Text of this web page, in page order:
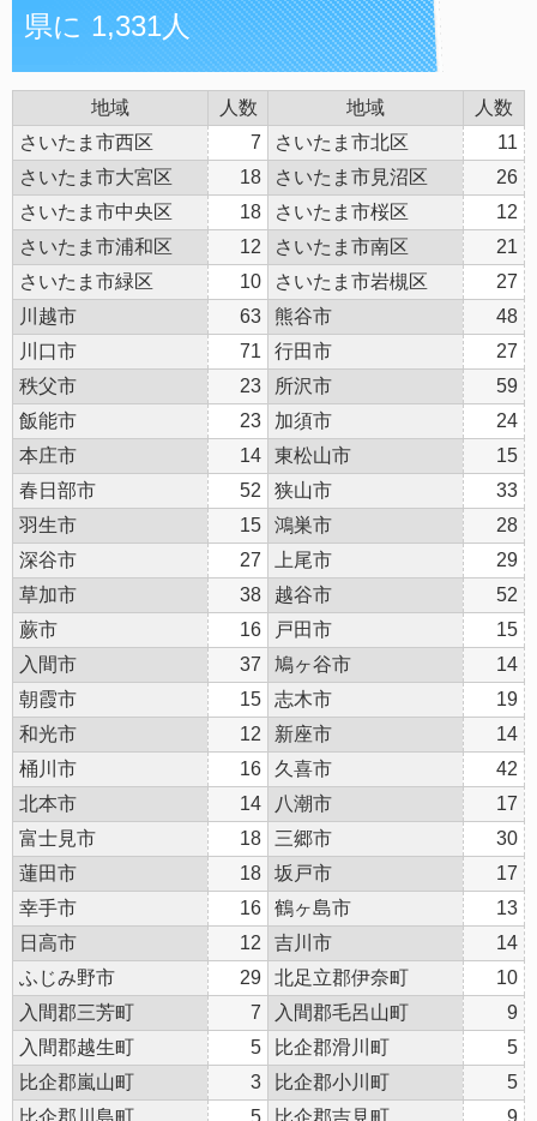
県に 1,331人
地域 人数 地域
人数
さいたま市西区
7 さいたま市北区
11
さいたま市大宮区
18 さいたま市見沼区
26
さいたま市中央区
18 さいたま市桜区
12
さいたま市浦和区
12 さいたま市南区
21
さいたま市緑区
10 さいたま市岩槻区
27
川越市
63 熊谷市
48
川口市
71 行田市
27
秩父市
23 所沢市
59
飯能市
23 加須市
24
本庄市
14 東松山市
15
春日部市
52 狭山市
33
羽生市
15 鴻巣市
28
深谷市
27 上尾市
29
草加市
38 越谷市
52
蕨市
16 戸田市
15
入間市
37 鳩ヶ谷市
14
朝霞市
15 志木市
19
和光市
12 新座市
14
桶川市
16 久喜市
42
北本市
14 八潮市
17
富士見市
18 三郷市
30
蓮田市
18 坂戸市
17
幸手市
16 鶴ヶ島市
13
日高市
12 吉川市
14
ふじみ野市
29 北足立郡伊奈町
10
入間郡三芳町
7 入間郡毛呂山町
9
入間郡越生町
5 比企郡滑川町
5
比企郡嵐山町
3 比企郡小川町
5
比企郡川島町
5 比企郡吉見町 9